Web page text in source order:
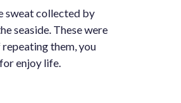
sweat collected by
seaside. These were
repeating them, you
enjoy life.